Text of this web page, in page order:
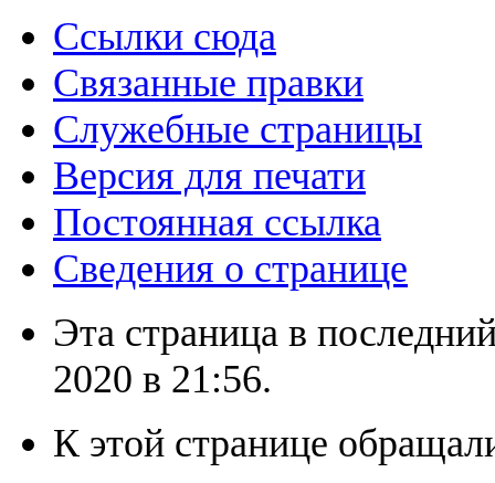
Ссылки сюда
Связанные правки
Служебные страницы
Версия для печати
Постоянная ссылка
Сведения о странице
Эта страница в
2020 в 21:56.
К этой странице